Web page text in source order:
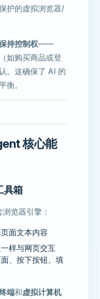
护的虚拟浏览器/
持控制权——
如购买商品或登
。这确保了 AI 的
衡。
核心能
具箱
览器引擎：
页面文本内容
一样与网页交互
、按下按钮、填
端和虚拟计算机